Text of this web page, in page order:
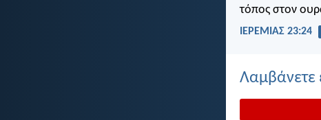
τόπος στον
ΙΕΡΕΜΙΑΣ 23:24
Λαμβάνετε